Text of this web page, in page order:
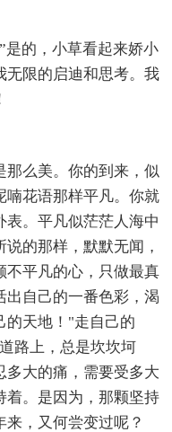
是的，小草看起来娇小
无限的启迪和思考。我
那么美。你的到来，似
喃花语那样平凡。你就
表。平凡似茫茫人海中
的那样，默默无闻，
不平凡的心，只做最真
出自己的一番色彩，渴
的天地！"走自己的
路上，总是坎坎坷
多大的痛，需要受多大
着。是因为，那颗坚持
，又何尝变过呢？